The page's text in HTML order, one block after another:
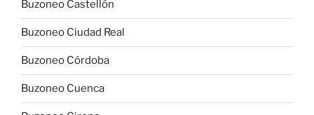
Buzoneo Castellón
Buzoneo Ciudad Real
Buzoneo Córdoba
Buzoneo Cuenca